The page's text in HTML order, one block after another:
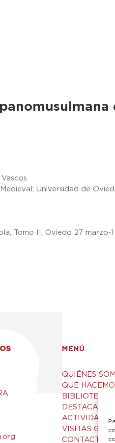
Universidad de
Tomo II, Oviedo 27 marzo-1
MENÚ
QUIÉNES
QUÉ
BIBLIOTECA
DESTACADOS
ACTIVIDADES
VISITAS
CONTACTO